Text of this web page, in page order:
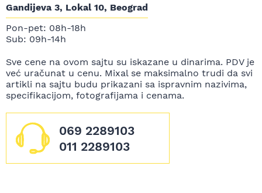
Gandijeva 3, Lokal 10, Beograd
Pon-pet: 08h-18h
Sub: 09h-14h
Sve cene na ovom sajtu su iskazane u dinarima. PDV je
već uračunat u cenu. Mixal se maksimalno trudi da svi
artikli na sajtu budu prikazani sa ispravnim nazivima,
specifikacijom, fotografijama i cenama.
069 2289103
011 2289103